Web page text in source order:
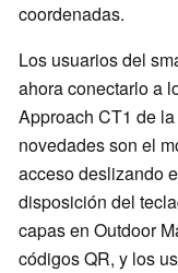
coordenadas.
Los usuarios del
ahora conectarlo a
Approach CT1 de
novedades son el
acceso deslizando
disposición del
capas en Outdoor
códigos QR, y los